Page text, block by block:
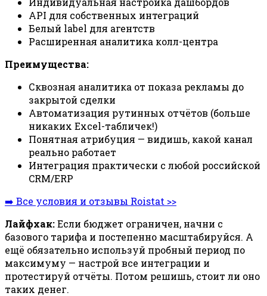
API для собственных интеграций
Белый label для агентств
Расширенная аналитика колл-центра
Преимущества:
Сквозная аналитика от показа рекламы до
закрытой сделки
Автоматизация рутинных отчётов (больше
никаких Excel-табличек!)
Понятная атрибуция — видишь, какой канал
реально работает
Интеграция практически с любой российской
CRM/ERP
➡️ Все условия и отзывы Roistat >>
Лайфхак:Если бюджет ограничен, начни с
базового тарифа и постепенно масштабируйся. А
ещё обязательно используй пробный период по
максимуму — настрой все интеграции и
протестируй отчёты. Потом решишь, стоит ли оно
таких денег.